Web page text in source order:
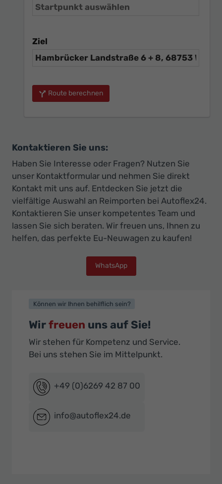
Ziel
Route berechnen
Kontaktieren Sie uns:
Haben Sie Interesse oder Fragen? Nutzen Sie
unser Kontaktformular und nehmen Sie direkt
Kontakt mit uns auf. Entdecken Sie jetzt die
vielfältige Auswahl an Reimporten bei Autoflex24.
Kontaktieren Sie unser kompetentes Team und
lassen Sie sich beraten. Wir freuen uns, Ihnen zu
helfen, das perfekte Eu-Neuwagen zu kaufen!
WhatsApp
Können wir Ihnen behilflich sein?
Wirfreuen uns auf Sie!
Wir stehen für Kompetenz und Service.
Bei uns stehen Sie im Mittelpunkt.
+49 (0)6269 42 87 00
info@autoflex24.de